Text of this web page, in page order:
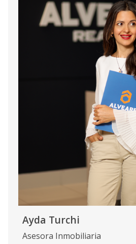
Ayda Turchi
Asesora Inmobiliaria